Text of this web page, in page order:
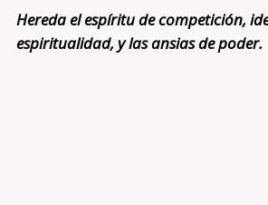
Hereda el espíritu de competición,
espiritualidad, y las ansias de poder.